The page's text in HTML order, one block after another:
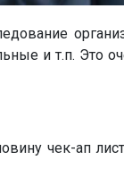
и т.п. Это
чек-ап